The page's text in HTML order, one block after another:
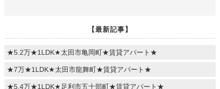
【最新記事】
★5.2万★1LDK★太田市亀岡町★賃貸アパート★
★7万★1LDK★太田市龍舞町★賃貸アパート★
★5.4万★1LDK★足利市五十部町★賃貸アパート★